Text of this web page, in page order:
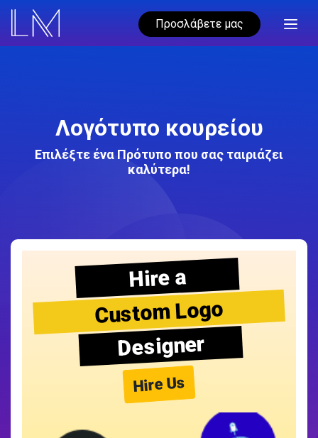
Προσλάβετε μας
Λογότυπο κουρείου
Επιλέξτε ένα Πρότυπο που σας ταιριάζει
καλύτερα!
Hire a
Custom Logo
Designer
Hire Us